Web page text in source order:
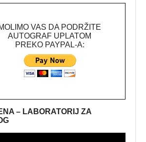
VAS DA PODRŽITE
AUTOGRAF UPLATOM
PREKO PAYPAL-A:
– LABORATORIJ ZA